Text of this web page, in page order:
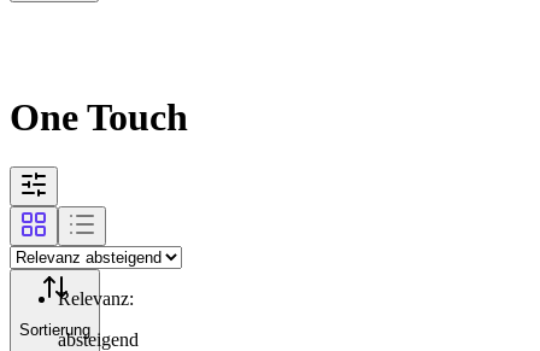
One Touch
Sortierung
Relevanz:
absteigend